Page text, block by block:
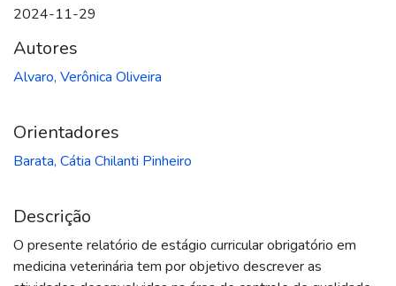
2024-11-29
Autores
Alvaro, Verônica Oliveira
Orientadores
Barata, Cátia Chilanti Pinheiro
Descrição
O presente relatório de estágio curricular obrigatório em
medicina veterinária tem por objetivo descrever as